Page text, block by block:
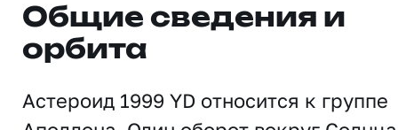
Общие сведения и
орбита
Астероид 1999 YD относится к группе